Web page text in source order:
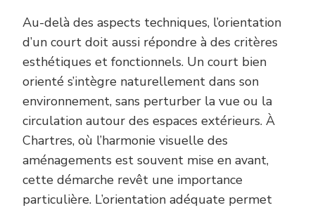
Au-delà des aspects techniques, l’orientation
d’un court doit aussi répondre à des critères
esthétiques et fonctionnels. Un court bien
orienté s’intègre naturellement dans son
environnement, sans perturber la vue ou la
circulation autour des espaces extérieurs. À
Chartres, où l’harmonie visuelle des
aménagements est souvent mise en avant,
cette démarche revêt une importance
particulière. L’orientation adéquate permet